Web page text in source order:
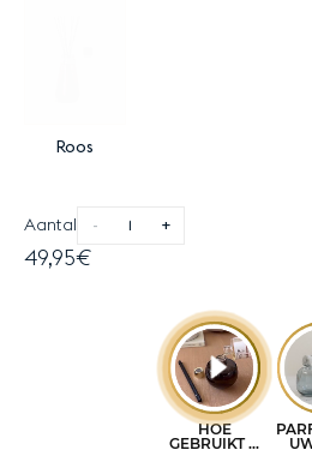
Roos
Aantal - +
49,95€